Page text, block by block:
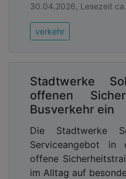
30.04.2026, Lesezeit
verkehr
Stadtwerke
offenen
Busverkehr ein
Die Stadtwerke
Serviceangebot
offene
im Alltag auf